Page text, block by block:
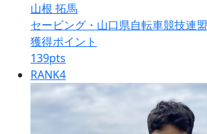
山根 拓馬
セービング・山口県自転車競技連盟
獲得ポイント
139pts
RANK4